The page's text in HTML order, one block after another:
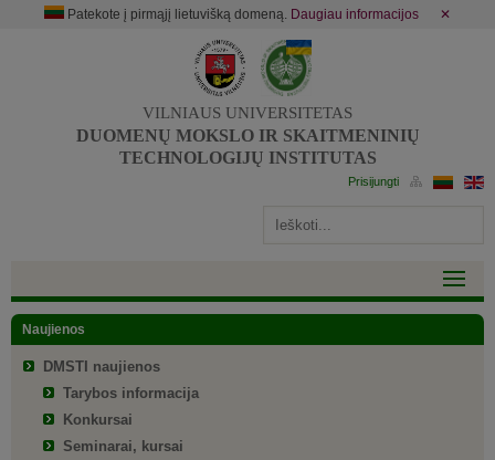
Patekote į pirmąjį lietuvišką domeną. Daugiau informacijos ✕
VILNIAUS UNIVERSITETAS
DUOMENŲ MOKSLO IR SKAITMENINIŲ
TECHNOLOGIJŲ INSTITUTAS
Naujienos
DMSTI naujienos
Tarybos informacija
Konkursai
Seminarai, kursai